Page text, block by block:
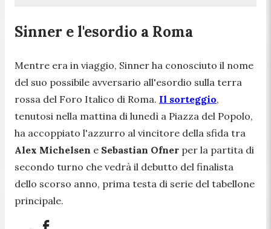
Sinner e l'esordio a Roma
Mentre era in viaggio, Sinner ha conosciuto il nome
del suo possibile avversario all'esordio sulla terra
rossa del Foro Italico di Roma. Il sorteggio,
tenutosi nella mattina di lunedì a Piazza del Popolo,
ha accoppiato l'azzurro al vincitore della sfida tra
Alex Michelsen e Sebastian Ofner per la partita di
secondo turno che vedrà il debutto del finalista
dello scorso anno, prima testa di serie del tabellone
principale.